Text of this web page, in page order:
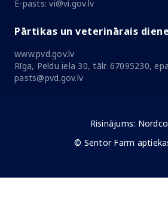
E-pasts: vi@vi.gov.lv
Pārtikas un veterinārais
www.pvd.gov.lv
Rīga, Peldu iela 30, tālr. 67095230,
pasts@pvd.gov.lv
Risinājums:
© Sentor Farm